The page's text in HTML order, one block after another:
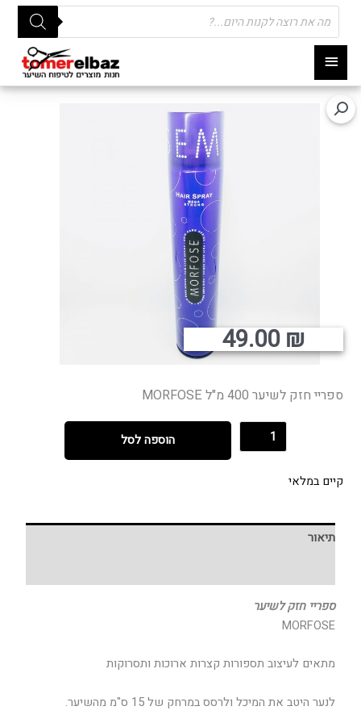
תפריט
ראשי
Products
search
ספריי חזק לשיער 400 מ"ל MORFOSE
49.00₪
הוספה לסל
קיים במלאי
תיאור
ספריי חזק לשיער
MORFOSE
מתאים לעיצוב תספורות קצרות ארוכות ותסרוקות
לנער היטב את המיכל ולרסס במרחק של 15 ס"מ מהשיער.